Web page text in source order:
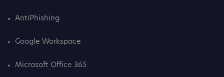
AntiPhishing
Google Workspace
Microsoft Office 365